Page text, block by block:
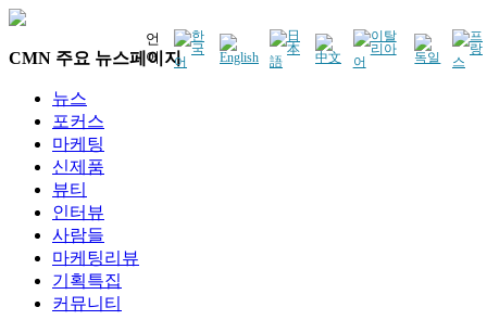
언
어
CMN 주요 뉴스페이지
뉴스
포커스
마케팅
신제품
뷰티
인터뷰
사람들
마케팅리뷰
기획특집
커뮤니티